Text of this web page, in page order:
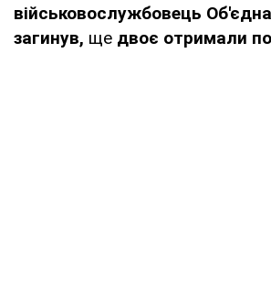
військовослужбовець
загинув, ще двоє отримали